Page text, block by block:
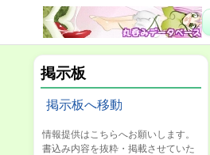
掲示板
掲示板へ移動
情報提供はこちらへお願いします。
書込み内容を抜粋・掲載させていた